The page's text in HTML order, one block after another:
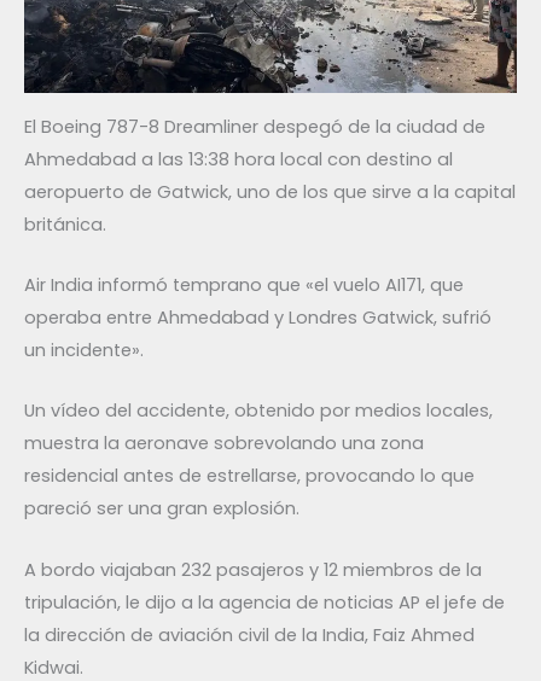
El Boeing 787-8 Dreamliner despegó de la ciudad de
Ahmedabad a las 13:38 hora local con destino al
aeropuerto de Gatwick, uno de los que sirve a la capital
británica.
Air India informó temprano que «el vuelo AI171, que
operaba entre Ahmedabad y Londres Gatwick, sufrió
un incidente».
Un vídeo del accidente, obtenido por medios locales,
muestra la aeronave sobrevolando una zona
residencial antes de estrellarse, provocando lo que
pareció ser una gran explosión.
A bordo viajaban 232 pasajeros y 12 miembros de la
tripulación, le dijo a la agencia de noticias AP el jefe de
la dirección de aviación civil de la India, Faiz Ahmed
Kidwai.